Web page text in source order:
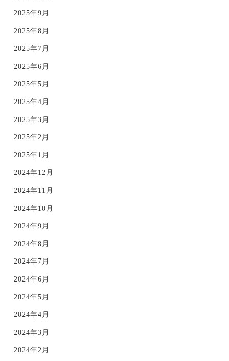
2025年9月
2025年8月
2025年7月
2025年6月
2025年5月
2025年4月
2025年3月
2025年2月
2025年1月
2024年12月
2024年11月
2024年10月
2024年9月
2024年8月
2024年7月
2024年6月
2024年5月
2024年4月
2024年3月
2024年2月